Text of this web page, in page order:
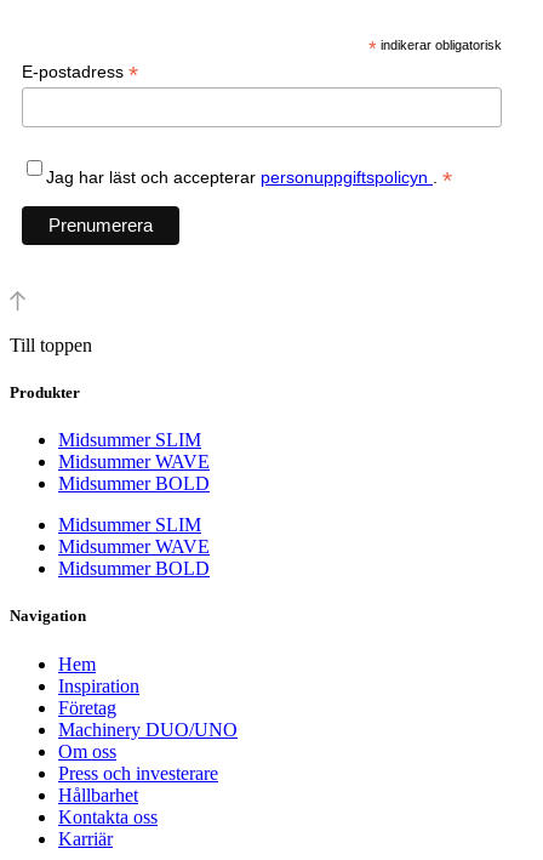
*indikerar obligatorisk
E-postadress *
Jag har läst och accepterar personuppgiftspolicyn *
Till toppen
Produkter
Midsummer SLIM
Midsummer WAVE
Midsummer BOLD
Midsummer SLIM
Midsummer WAVE
Midsummer BOLD
Navigation
Hem
Inspiration
Företag
Machinery DUO/UNO
Om oss
Press och investerare
Hållbarhet
Kontakta oss
Karriär